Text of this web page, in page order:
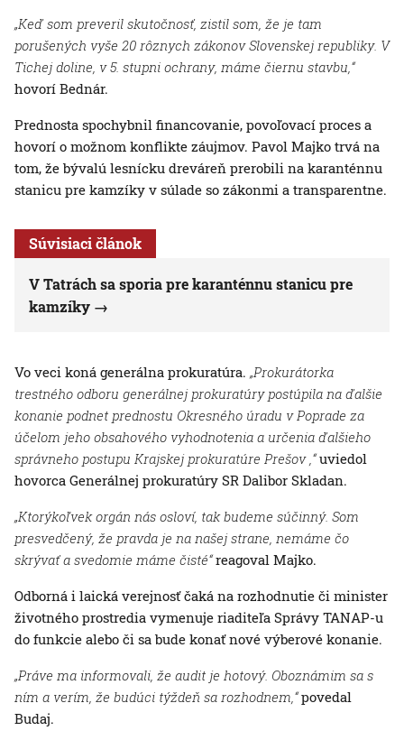
„Keď som preveril skutočnosť, zistil som, že je tam
porušených vyše 20 rôznych zákonov Slovenskej republiky. V
Tichej doline, v 5. stupni ochrany, máme čiernu stavbu,“
hovorí Bednár.
Prednosta spochybnil financovanie, povoľovací proces a
hovorí o možnom konflikte záujmov. Pavol Majko trvá na
tom, že bývalú lesnícku dreváreň prerobili na karanténnu
stanicu pre kamzíky v súlade so zákonmi a transparentne.
Súvisiaci článok
V Tatrách sa sporia pre karanténnu stanicu pre
kamzíky
Vo veci koná generálna prokuratúra. „Prokurátorka
trestného odboru generálnej prokuratúry postúpila na ďalšie
konanie podnet prednostu Okresného úradu v Poprade za
účelom jeho obsahového vyhodnotenia a určenia ďalšieho
správneho postupu Krajskej prokuratúre Prešov ,“uviedol
hovorca Generálnej prokuratúry SR Dalibor Skladan.
„Ktorýkoľvek orgán nás osloví, tak budeme súčinný. Som
presvedčený, že pravda je na našej strane, nemáme čo
skrývať a svedomie máme čisté“reagoval Majko.
Odborná i laická verejnosť čaká na rozhodnutie či minister
životného prostredia vymenuje riaditeľa Správy TANAP-u
do funkcie alebo či sa bude konať nové výberové konanie.
„Práve ma informovali, že audit je hotový. Oboznámim sa s
ním a verím, že budúci týždeň sa rozhodnem,“povedal
Budaj.